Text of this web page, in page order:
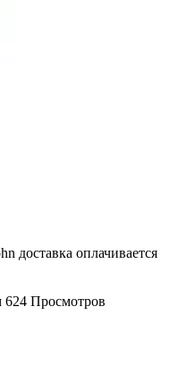
доставка оплачивается
624 Просмотров